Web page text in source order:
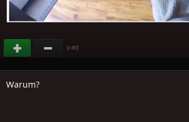
(+80)
Warum?